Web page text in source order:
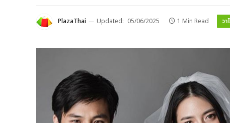
PlazaThai Updated: 05/06/2025 1 Min Read วา